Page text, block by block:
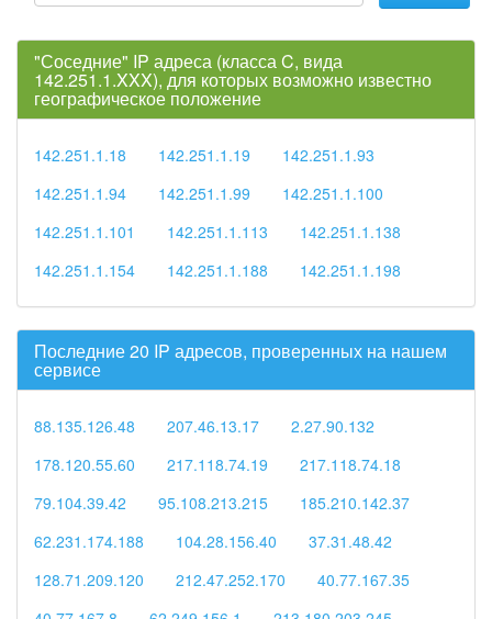
"Соседние" IP адреса (класса C, вида
142.251.1.XXX), для которых возможно известно
географическое положение
142.251.1.18 142.251.1.19
142.251.1.93
142.251.1.94
142.251.1.99
142.251.1.100
142.251.1.101
142.251.1.113
142.251.1.138
142.251.1.154
142.251.1.188 142.251.1.198
Последние 20 IP адресов, проверенных на нашем
сервисе
88.135.126.48 207.46.13.17
2.27.90.132
178.120.55.60
217.118.74.19
217.118.74.18
79.104.39.42
95.108.213.215
185.210.142.37
62.231.174.188
104.28.156.40
37.31.48.42
128.71.209.120
212.47.252.170
40.77.167.35